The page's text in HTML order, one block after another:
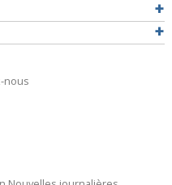
nous